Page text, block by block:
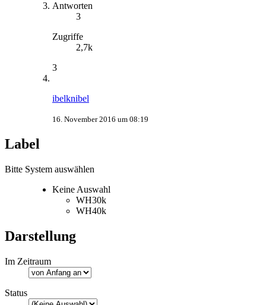
Antworten
3
Zugriffe
2,7k
3
ibelknibel
16. November 2016 um 08:19
Label
Bitte System auswählen
Keine Auswahl
WH30k
WH40k
Darstellung
Im Zeitraum
Status